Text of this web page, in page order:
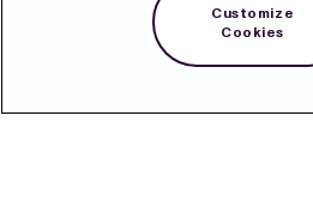
Customize
Cookies